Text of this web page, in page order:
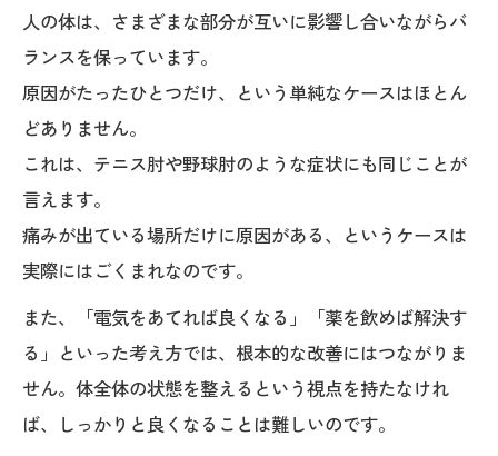
人の体は、さまざまな部分が互いに影響し合いながらバ
ランスを保っています。
原因がたったひとつだけ、という単純なケースはほとん
どありません。
これは、テニス肘や野球肘のような症状にも同じことが
言えます。
痛みが出ている場所だけに原因がある、というケースは
実際にはごくまれなのです。
また、「電気をあてれば良くなる」「薬を飲めば解決す
る」といった考え方では、根本的な改善にはつながりま
せん。体全体の状態を整えるという視点を持たなけれ
ば、しっかりと良くなることは難しいのです。